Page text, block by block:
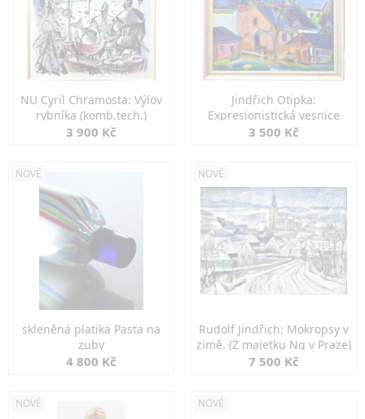
NU Cyril Chramosta: Výlov
rybníka (komb.tech.)
3 900 Kč
Jindřich Otipka:
Expresionistická vesnice
3 500 Kč
NOVÉ
skleněná platika Pasta na
zuby
4 800 Kč
NOVÉ
Rudolf Jindřich: Mokropsy v
zimě. (Z majetku Ng v Praze)
7 500 Kč
NOVÉ NOVÉ